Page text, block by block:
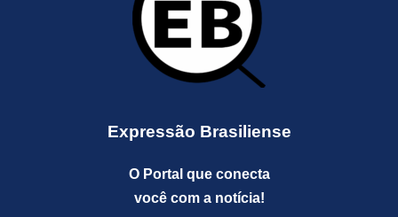
Expressão Brasiliense
O Portal que conecta
você com a notícia!